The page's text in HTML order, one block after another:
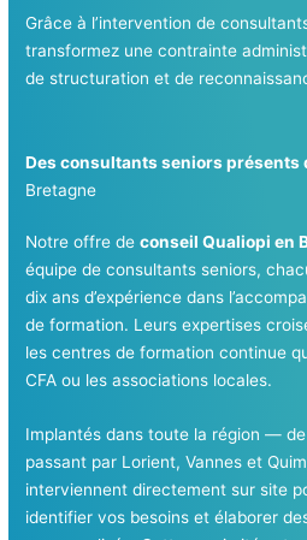
Grâce à l’intervention de
transformez une contrainte
de structuration et de
Des consultants seniors présents
Bretagne
Notre offre deconseil Qualiopi en
équipe de consultants seniors,
dix ans d’expérience dans
de formation. Leurs expertises
les centres de formation continue
CFA ou les associations locales.
Implantés dans toute la région —
passant par Lorient, Vannes et
interviennent directement sur site
identifier vos besoins et élaborer